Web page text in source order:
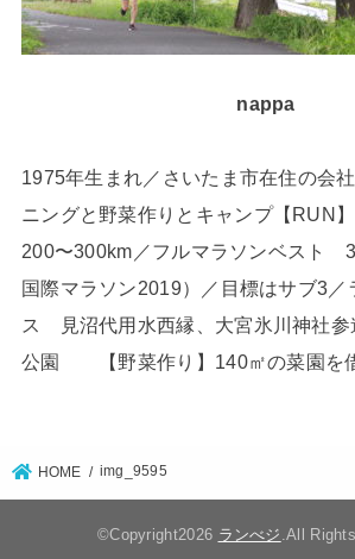
nappa
1975年生まれ／さいたま市在住の会
ニングと野菜作りとキャンプ【RUN
200〜300km／フルマラソンベスト
国際マラソン2019）／目標はサブ3／
ス 見沼代用水西縁、大宮氷川神社参
公園 【野菜作り】140㎡の菜園を
HOME img_9595
©Copyright2026 ランべジ .All